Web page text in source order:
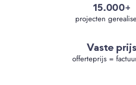
15.000+
projecten
Vaste prijs
offerteprijs =